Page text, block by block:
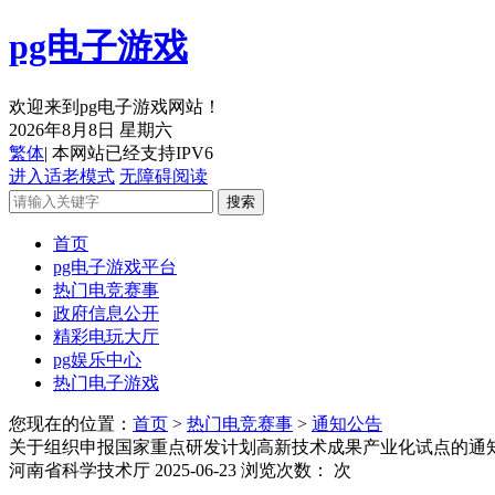
pg电子游戏
欢迎来到pg电子游戏网站！
2026年8月8日 星期六
繁体| 本网站已经支持IPV6
进入适老模式 无障碍阅读
首页
pg电子游戏平台
热门电竞赛事
政府信息公开
精彩电玩大厅
pg娱乐中心
热门电子游戏
您现在的位置： 首页 > 热门电竞赛事 > 通知公告
关于组织申报国家重点研发计划高新技术成果产业化试点的通
河南省科学技术厅 2025-06-23 浏览次数： 次